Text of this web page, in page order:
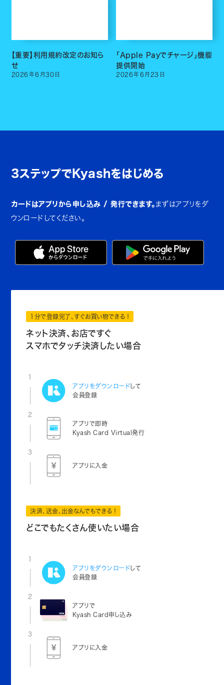
【重要】利用規約改定のお知ら
せ
2026年6 月 30 日
「Apple Payでチャージ」機能
提供開始
2026年6 月 23 日
3ステップでKyashをはじめる
カードはアプリから申し込み / 発行できます。 まずはアプリをダ
ウンロードしてください。
1分で登録完了、すぐお買い物できる！
ネット決済、お店ですぐ
スマホでタッチ決済したい場合
1
アプリをダウンロードして
会員登録
2
アプリで即時
Kyash Card Virtual発行
3
アプリに入金
決済、送金、出金なんでもできる！
どこでもたくさん使いたい場合
1
アプリをダウンロードして
会員登録
2
アプリで
Kyash Card申し込み
3
アプリに入金